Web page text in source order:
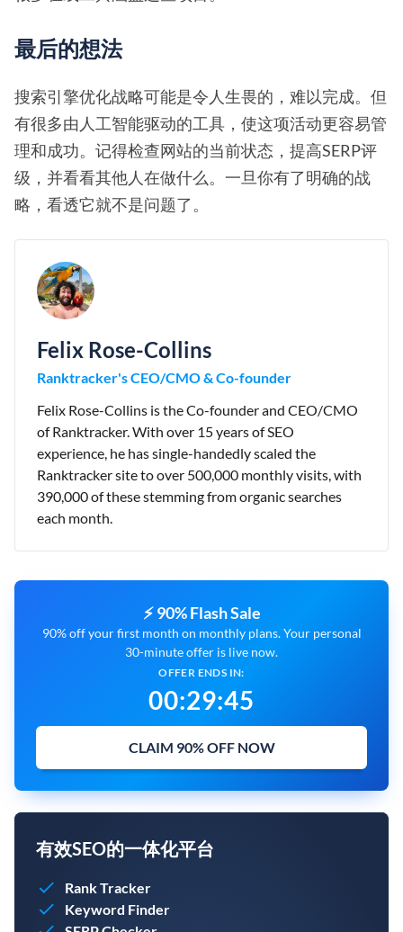
最后的想法
搜索引擎优化战略可能是令人生畏的，难以完成。但
有很多由人工智能驱动的工具，使这项活动更容易管
理和成功。记得检查网站的当前状态，提高SERP评
级，并看看其他人在做什么。一旦你有了明确的战
略，看透它就不是问题了。
Felix Rose-Collins
Ranktracker's CEO/CMO & Co-founder
Felix Rose-Collins is the Co-founder and CEO/CMO
of Ranktracker. With over 15 years of SEO
experience, he has single-handedly scaled the
Ranktracker site to over 500,000 monthly visits, with
390,000 of these stemming from organic searches
each month.
⚡ 90% Flash Sale
90% off your first month on monthly plans. Your personal
30-minute offer is live now.
OFFER ENDS IN:
00:29:44
CLAIM 90% OFF NOW
有效SEO的一体化平台
Rank Tracker
Keyword Finder